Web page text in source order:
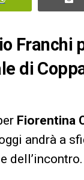
Franchi
di
Fiorentina
andrà a
dell’incontro.